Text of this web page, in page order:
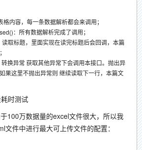
内容，每一条数据解析都会来调用；
：所有数据解析完成了调用；
取标题，里面实现在读完标题后会回调，本篇
换异常 获取其他异常下会调用本接口。抛出异
果这里不抛出异常则 继续读取下一行，本篇文
时测试
100万数据量的excel文件很大，所以我
文件中进行最大可上传文件的配置：